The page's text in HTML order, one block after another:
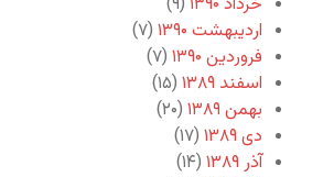
اردیبهشت ۱۳۹۰
(۷)
فروردین ۱۳۹۰
(۷)
اسفند ۱۳۸۹
(۱۵)
بهمن ۱۳۸۹
(۲۰)
دی ۱۳۸۹
(۱۷)
آذر ۱۳۸۹
(۱۴)